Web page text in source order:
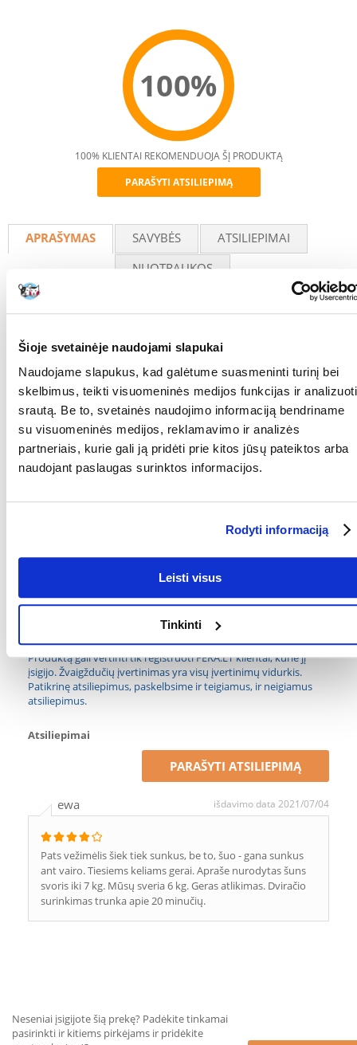
Šioje svetainėje naudojami slapukai
Naudojame slapukus, kad galėtume suasmeninti turinį bei
skelbimus, teikti visuomeninės medijos funkcijas ir analizuoti
srautą. Be to, svetainės naudojimo informaciją bendriname
su visuomeninės medijos, reklamavimo ir analizės
partneriais, kurie gali ją pridėti prie kitos jūsų pateiktos arba
naudojant paslaugas surinktos informacijos.
Rodyti informaciją
Leisti visus
Tinkinti
100%
Recommend
100% KLIENTAI REKOMENDUOJA ŠĮ PRODUKTĄ
PARAŠYTI ATSILIEPIMĄ
APRAŠYMAS SAVYBĖS
ATSILIEPIMAI
NUOTRAUKOS
iš aukštos kokybės medžiagos, o pamušalu išklotas kraštas ir išorinės
kišenės yra papildomi privalumai.
Šviesą atspindintys elementai didina gyvūno ir dviratininko saugumą,
pagerina matomumą tamsoje arba esant blogoms oro sąlygoms.
Krepšelio viduje yra išimamas, paminkštintas kilimėlis.
Išmatavimai:
26 x 41 x 26 cm.
Plotis: 41 cm
Parametrai
GAMINTOJAS: TRIXIE
Kokios yra prekių vertinimo taisyklės?
Produktą gali vertinti tik registruoti FERA.LT klientai, kurie jį
įsigijo. Žvaigždučių įvertinimas yra visų įvertinimų vidurkis.
Patikrinę atsiliepimus, paskelbsime ir teigiamus, ir neigiamus
atsiliepimus.
Atsiliepimai
PARAŠYTI ATSILIEPIMĄ
ewa išdavimo data 2021/07/04
Pats vežimėlis šiek tiek sunkus, be to, šuo - gana sunkus
ant vairo. Tiesiems keliams gerai. Apraše nurodytas šuns
svoris iki 7 kg. Mūsų sveria 6 kg. Geras atlikimas. Dviračio
surinkimas trunka apie 20 minučių.
Neseniai įsigijote šią prekę? Padėkite tinkamai
pasirinkti ir kitiems pirkėjams ir pridėkite